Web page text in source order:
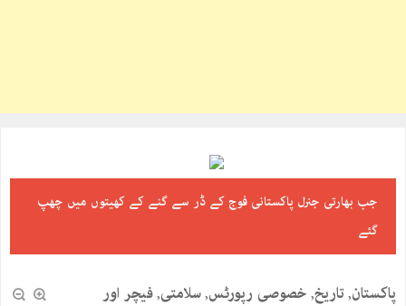
جب بھارتی جنرل پاکستانی فوج کے ڈر سے گنے کے کھیتوں میں چھپ
گئے
پاکستان, تاریخ, خصوصی رپورٹس,سلامتی,فیچر اور